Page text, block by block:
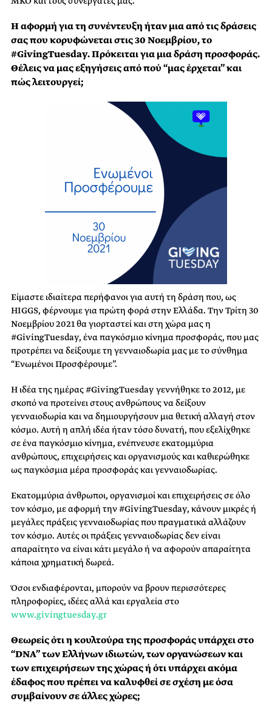
Η αφορμή για τη συνέντευξη ήταν μια από τις δράσεις
σας που κορυφώνεται στις 30 Νοεμβρίου, το
#GivingTuesday. Πρόκειται για μια δράση προσφοράς.
Θέλεις να μας εξηγήσεις από πού “μας έρχεται” και
πώς λειτουργεί;
Είμαστε ιδιαίτερα περήφανοι για αυτή τη δράση που, ως
HIGGS, φέρνουμε για πρώτη φορά στην Ελλάδα. Την Τρίτη 30
Νοεμβρίου 2021 θα γιορταστεί και στη χώρα μας η
#GivingTuesday, ένα παγκόσμιο κίνημα προσφοράς, που μας
προτρέπει να δείξουμε τη γενναιοδωρία μας με το σύνθημα
“Ενωμένοι Προσφέρουμε”.
Η ιδέα της ημέρας #GivingTuesday γεννήθηκε το 2012, με
σκοπό να προτείνει στους ανθρώπους να δείξουν
γενναιοδωρία και να δημιουργήσουν μια θετική αλλαγή στον
κόσμο. Αυτή η απλή ιδέα ήταν τόσο δυνατή, που εξελίχθηκε
σε ένα παγκόσμιο κίνημα, ενέπνευσε εκατομμύρια
ανθρώπους, επιχειρήσεις και οργανισμούς και καθιερώθηκε
ως παγκόσμια μέρα προσφοράς και γενναιοδωρίας.
Εκατομμύρια άνθρωποι, οργανισμοί και επιχειρήσεις σε όλο
τον κόσμο, με αφορμή την #GivingTuesday, κάνουν μικρές ή
μεγάλες πράξεις γενναιοδωρίας που πραγματικά αλλάζουν
τον κόσμο. Αυτές οι πράξεις γενναιοδωρίας δεν είναι
απαραίτητο να είναι κάτι μεγάλο ή να αφορούν απαραίτητα
κάποια χρηματική δωρεά.
Όσοι ενδιαφέρονται, μπορούν να βρουν περισσότερες
πληροφορίες, ιδέες αλλά και εργαλεία στο
www.givingtuesday.gr
Θεωρείς ότι η κουλτούρα της προσφοράς υπάρχει στο
“DNA” των Ελλήνων ιδιωτών, των οργανώσεων και
των επιχειρήσεων της χώρας ή ότι υπάρχει ακόμα
έδαφος που πρέπει να καλυφθεί σε σχέση με όσα
συμβαίνουν σε άλλες χώρες;